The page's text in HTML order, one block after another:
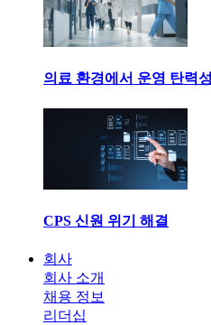
의료 환경에서 운영 탄력
CPS 신원 위기 해결
회사
회사 소개
채용 정보
리더십